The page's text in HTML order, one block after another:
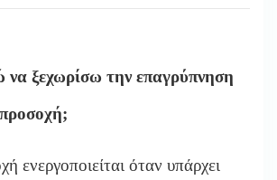
ξεχωρίσω την επαγρύπνηση
ενεργοποιείται όταν υπάρχει